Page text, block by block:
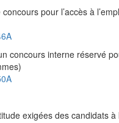
pour l’accès à
concours interne réservé
exigées des candidats à